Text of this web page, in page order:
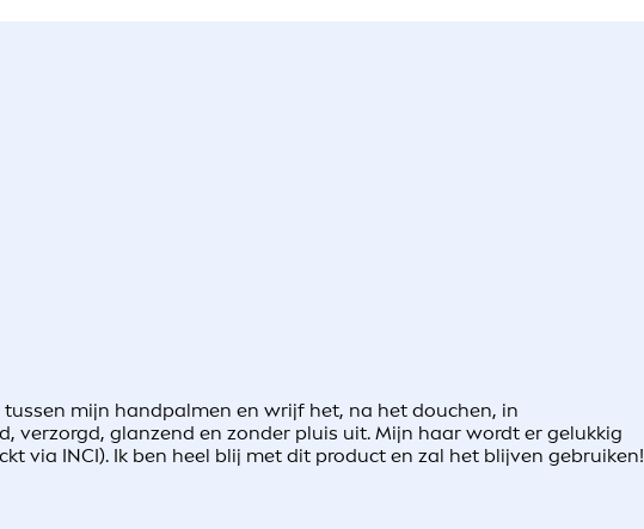
mijn handpalmen en wrijf het, na het douchen, in
glanzend en zonder pluis uit. Mijn haar wordt er gelukkig
via INCI). Ik ben heel blij met dit product en zal het blijven gebruiken!